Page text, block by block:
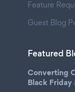
Feature
Guest Blog
Featured
Converting
Black